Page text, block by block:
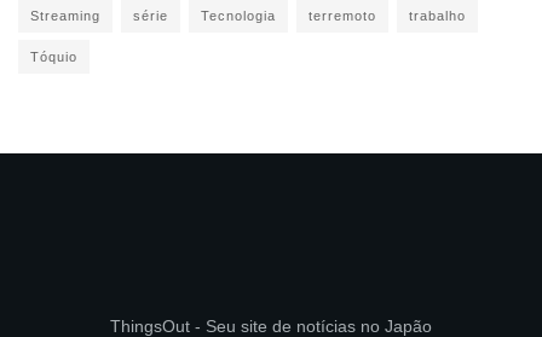
Streaming série Tecnologia terremoto trabalho
Tóquio
ThingsOut - Seu site de notícias no Japão